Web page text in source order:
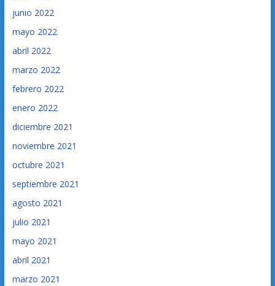
junio 2022
mayo 2022
abril 2022
marzo 2022
febrero 2022
enero 2022
diciembre 2021
noviembre 2021
octubre 2021
septiembre 2021
agosto 2021
julio 2021
mayo 2021
abril 2021
marzo 2021